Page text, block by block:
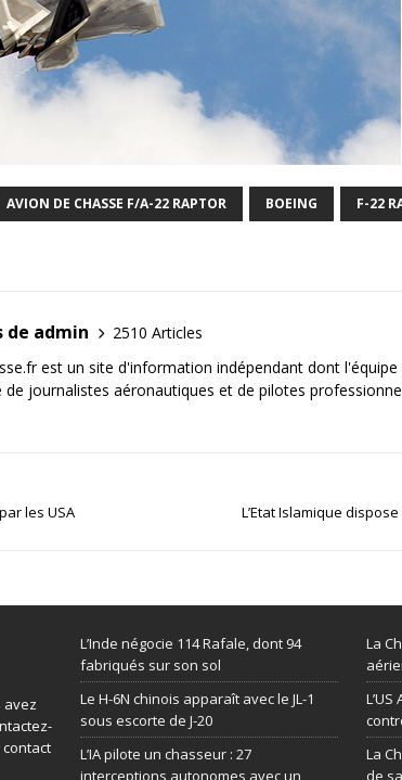
AVION DE CHASSE F/A-22 RAPTOR BOEING F-22
de admin
2510 Articles
est un site d'information indépendant dont
de journalistes aéronautiques et de pilotes
les USA L’Etat Islamique
avez
L’Inde négocie 114 Rafale, dont 94
fabriqués sur son sol
Le H-6N chinois apparaît avec le JL-1
sous escorte de J-20
L’IA pilote un chasseur : 27
interceptions autonomes avec un
La
La
de